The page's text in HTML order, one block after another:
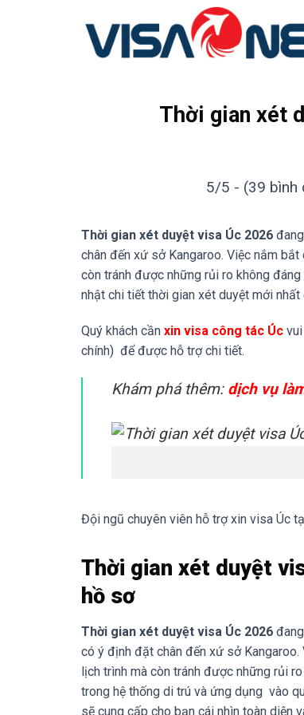
Thời gian xét
5/5 - (39 bình
Thời gian xét duyệt visa Úc 2026
chân đến xứ sở Kangaroo. Việc nắm
còn tránh được những rủi ro không
nhật chi tiết thời gian xét duyệt mới
Quý khách cần xin visa công tác Úc
chính) để được hỗ trợ chi tiết.
Khám phá thêm: dịch vụ
Đội ngũ chuyên viên hỗ trợ xin visa Úc
Thời gian xét duyệt
hồ sơ
Thời gian xét duyệt visa Úc 2026
có ý định đặt chân đến xứ sở
lịch trình mà còn tránh được những rủi
trong hệ thống di trú và ứng dụng vào
sẽ cung cấp cho bạn cái nhìn toàn diện